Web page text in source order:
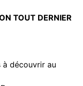
TOUT DERNIER
à découvrir au